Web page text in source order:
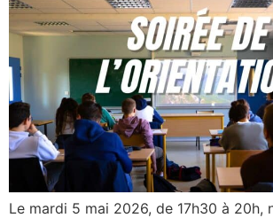
Le mardi 5 mai 2026, de 17h30 à 20h,